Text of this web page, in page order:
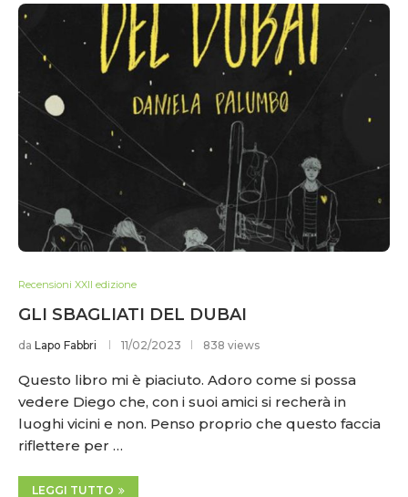
Recensioni XXII edizione
GLI SBAGLIATI DEL DUBAI
da Lapo Fabbri 11/02/2023 838 views
Questo libro mi è piaciuto. Adoro come si possa
vedere Diego che, con i suoi amici si recherà in
luoghi vicini e non. Penso proprio che questo faccia
riflettere per …
LEGGI TUTTO